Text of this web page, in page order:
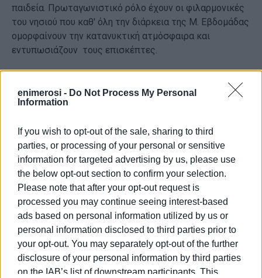
enimerosi - Do Not Process My Personal
Information
If you wish to opt-out of the sale, sharing to third
parties, or processing of your personal or sensitive
information for targeted advertising by us, please use
the below opt-out section to confirm your selection.
Please note that after your opt-out request is
processed you may continue seeing interest-based
ads based on personal information utilized by us or
personal information disclosed to third parties prior to
your opt-out. You may separately opt-out of the further
disclosure of your personal information by third parties
on the IAB’s list of downstream participants. This
παιδεία. Πρωταγωνιστικό ρόλο έχουν οι φιλαρμονικές
του νησιού που καθ' όλη την διάρκεια της Μ. Εβδομάδας
ομορφαίνουν την κατανυκτική ατμόσφαιρα και
εντυπωσιάζουν τους επισκέπτες.
αναγνωρίζουν την προσφορά τους στον πολιτισμό του
νησιού, παράδειγμα η Κερκυραϊκή Ζυθοποιία Corfu Beer
προϊόντα της στις 3 μεγαλύτερες φιλαρμονικές του
νησιού Παλαιά, Καποδίστρια και Μάντζαρος.
Αρκετές επιχειρήσεις στηρίζουν και ευχόμαστε πολλές
παραπάνω στο μέλλον. Καλό Πάσχα!